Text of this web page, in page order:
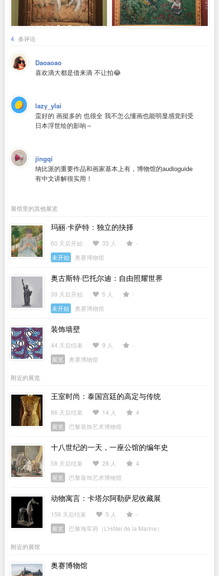
4 条评论
Daoaoao
喜欢滴大都是借来滴 不让拍😂
lazy_ylai
蛮好的 画挺多的 也很全 我不怎么懂画也能明显感觉到受
日本浮世绘的影响～
jingqi
纳比派的重要作品和画家基本上有，博物馆的audioguide
有中文讲解很实用！
展馆里的其他展览
玛丽·卡萨特：独立的抉择
60 天后开始 33 人
-
未开始
奥赛博物馆
奥古斯特·巴托尔迪：自由照耀世界
39 天后开始 5 人
-
未开始
奥赛博物馆
装饰墙壁
44 天后结束 9 人
-
展览
奥赛博物馆
附近的展览
王室时尚：泰国宫廷的高定与传统
86 天后结束 14 人
4
展览
巴黎装饰艺术博物馆
十八世纪的一天，一座公馆的编年史
58 天后结束 28 人
4
展览
巴黎装饰艺术博物馆
动物寓言：卡塔尔阿勒萨尼收藏展
156 天后结束 5 人
-
展览
巴黎海军府（L’Hôtel de la Marine）
附近的展馆
奥赛博物馆